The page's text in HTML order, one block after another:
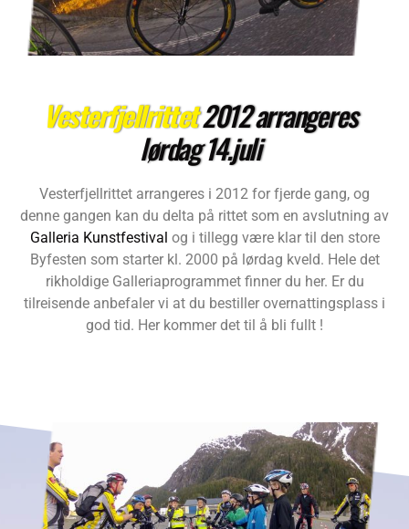
Vesterfjellrittet2012 arrangeres
lørdag 14.juli
Vesterfjellrittet arrangeres i 2012 for fjerde gang, og
denne gangen kan du delta på rittet som en avslutning av
Galleria Kunstfestival og i tillegg være klar til den store
Byfesten som starter kl. 2000 på lørdag kveld. Hele det
rikholdige Galleriaprogrammet finner du her. Er du
tilreisende anbefaler vi at du bestiller overnattingsplass i
god tid. Her kommer det til å bli fullt !